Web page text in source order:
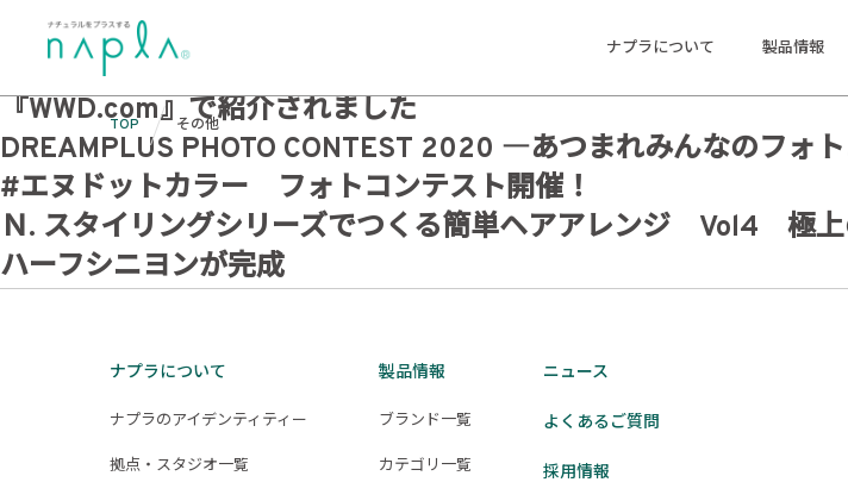
ナプラについて 製品情報
カテゴリ:
【プレスリリース】N. 流通に関する報道に関して
『WWD.com』で紹介されました
DREAMPLUS PHOTO CONTEST 2020 ―あつまれみんなのフォ
#エヌドットカラー フォトコンテスト開催！
Ｎ. スタイリングシリーズでつくる簡単ヘアアレンジ Vol4 極
ハーフシニヨンが完成
TOP その他
ナプラについて
ナプラのアイデンティティー
拠点・スタジオ一覧
製品情報
ブランド一覧
カテゴリ一覧
ニュース
よくあるご質問
採用情報